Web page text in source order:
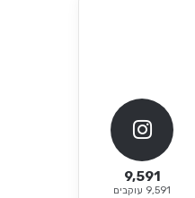
9,591
9,591 עוקבים